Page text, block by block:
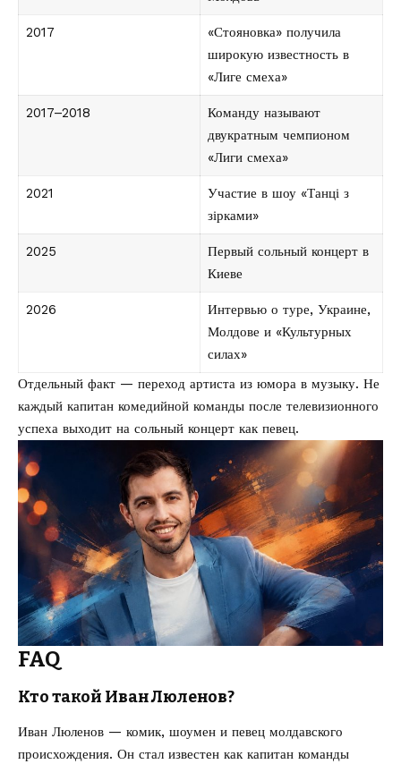
2017
«Стояновка» получила
широкую известность в
«Лиге смеха»
2017–2018
Команду называют
двукратным чемпионом
«Лиги смеха»
2021
Участие в шоу «Танці з
зірками»
2025
Первый сольный концерт в
Киеве
2026
Интервью о туре, Украине,
Молдове и «Культурных
силах»
Отдельный факт — переход артиста из юмора в музыку. Не
каждый капитан комедийной команды после телевизионного
успеха выходит на сольный концерт как певец.
FAQ
Кто такой Иван Люленов?
Иван Люленов — комик, шоумен и певец молдавского
происхождения. Он стал известен как капитан команды